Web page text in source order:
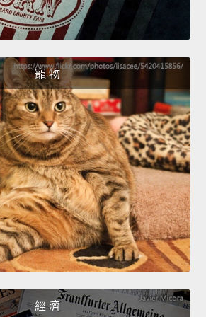
寵 物
經 濟